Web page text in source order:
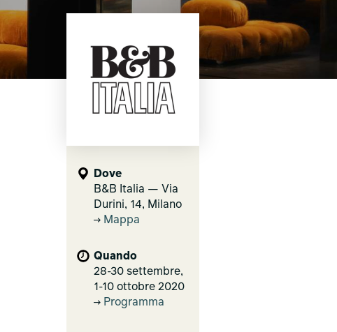
Dove
B&B Italia — Via
Durini, 14, Milano
Mappa
Quando
28-30 settembre,
1-10 ottobre 2020
Programma